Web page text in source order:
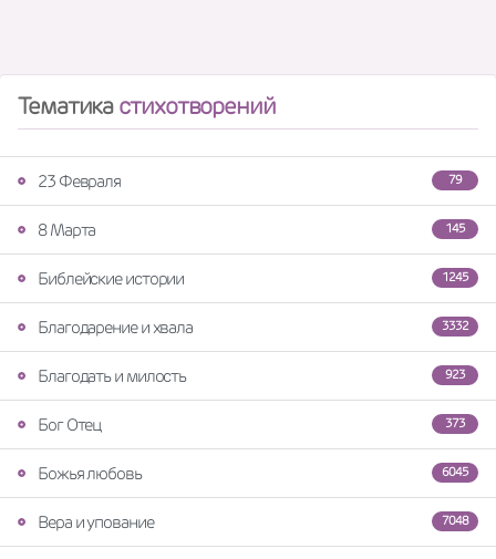
Тематикастихотворений
79
23 Февраля
145
8 Марта
1245
Библейские истории
3332
Благодарение и хвала
923
Благодать и милость
373
Бог Отец
6045
Божья любовь
7048
Вера и упование